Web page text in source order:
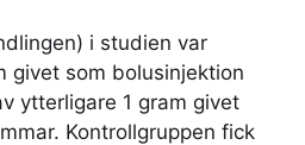
i studien var
givet som bolusinjektion
ytterligare 1 gram givet
Kontrollgruppen fick